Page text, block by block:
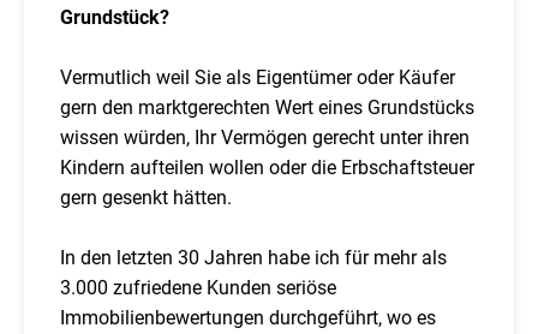
Grundstück?
Vermutlich weil Sie als Eigentümer oder Käufer
gern den marktgerechten Wert eines Grundstücks
wissen würden, Ihr Vermögen gerecht unter ihren
Kindern aufteilen wollen oder die Erbschaftsteuer
gern gesenkt hätten.
In den letzten 30 Jahren habe ich für mehr als
3.000 zufriedene Kunden seriöse
Immobilienbewertungen durchgeführt, wo es